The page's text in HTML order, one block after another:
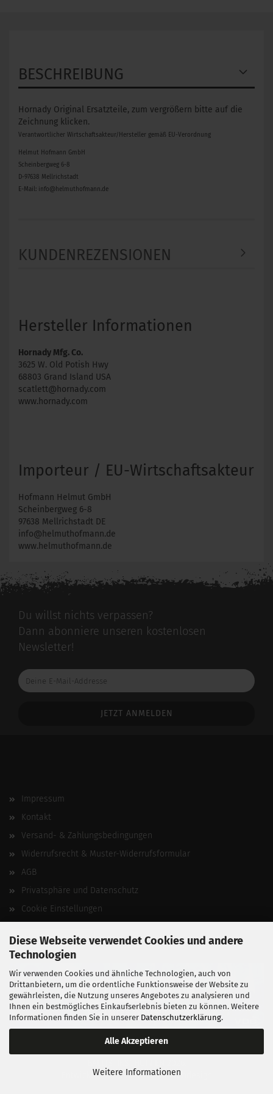
Diese Webseite verwendet Cookies und andere
Technologien
Wir verwenden Cookies und ähnliche Technologien, auch von
Drittanbietern, um die ordentliche Funktionsweise der Website zu
gewährleisten, die Nutzung unseres Angebotes zu analysieren und
Ihnen ein bestmögliches Einkaufserlebnis bieten zu können. Weitere
Informationen finden Sie in unserer Datenschutzerklärung.
Alle Akzeptieren
Weitere Informationen
BESCHREIBUNG
Hornady Original Ersatzteile, zum vergrößern bitte auf die
Zeichnung klicken.
Verantwortlicher Wirtschaftsakteur/Hersteller gemäß EU-Verordnung
Helmut Hofmann GmbH
Scheinbergweg 6-8
D-97638 Mellrichstadt
E-Mail: info@helmuthofmann.de
KUNDENREZENSIONEN
Hersteller Informationen
Hornady Mfg. Co.
3625 W. Old Potish Hwy
68803 Grand Island USA
scatlett@hornady.com
www.hornady.com
Importeur / EU-Wirtschaftsakteur
Hofmann Helmut GmbH
Scheinbergweg 6-8
97638 Mellrichstadt DE
info@helmuthofmann.de
www.helmuthofmann.de
Du willst nichts verpassen?
Dann abonniere unseren kostenlosen
Newsletter!
Deine
E-
Impressum
Kontakt
Versand- & Zahlungsbedingungen
Widerrufsrecht & Muster-Widerrufsformular
AGB
Privatsphäre und Datenschutz
Cookie Einstellungen
Vertrag widerrufen
Entwickelt vonfabian heinz webdesign